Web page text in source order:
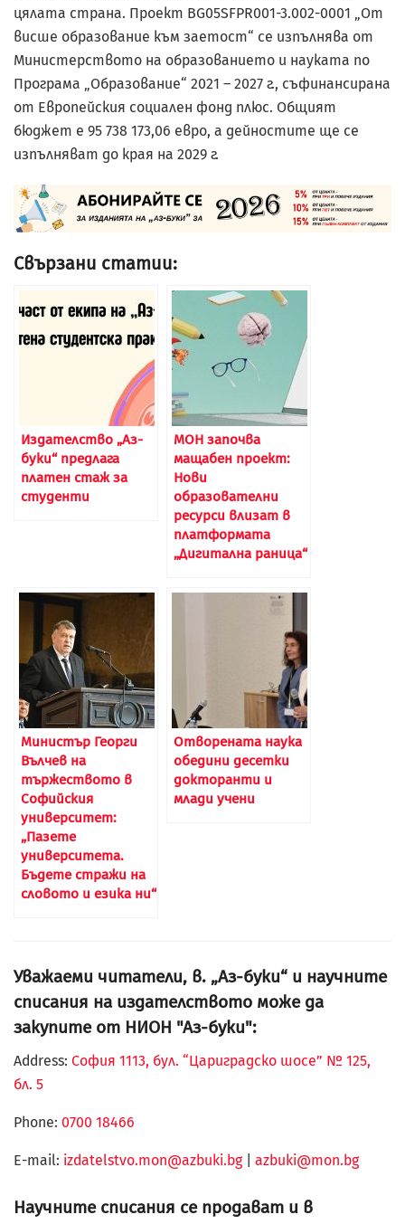
цялата страна. Проект BG05SFPR001-3.002-0001 „От
висше образование към заетост“ се изпълнява от
Министерството на образованието и науката по
Програма „Образование“ 2021 – 2027 г., съфинансирана
от Европейския социален фонд плюс. Общият
бюджет е 95 738 173,06 евро, а дейностите ще се
изпълняват до края на 2029 г.
Свързани статии:
Издателство „Аз-
буки“ предлага
платен стаж за
студенти
МОН започва
мащабен проект:
Нови
образователни
ресурси влизат в
платформата
„Дигитална раница“
Министър Георги
Вълчев на
тържеството в
Софийския
университет:
„Пазете
университета.
Бъдете стражи на
словото и езика ни“
Отворената наука
обедини десетки
докторанти и
млади учени
Уважаеми читатели, в. „Аз-буки“ и научните
списания на издателството може да
закупите от НИОН "Аз-буки":
Address: София 1113, бул. “Цариградско шосе” № 125,
бл. 5
Phone: 0700 18466
Е-mail: izdatelstvo.mon@azbuki.bg| azbuki@mon.bg
Научните списания се продават и в